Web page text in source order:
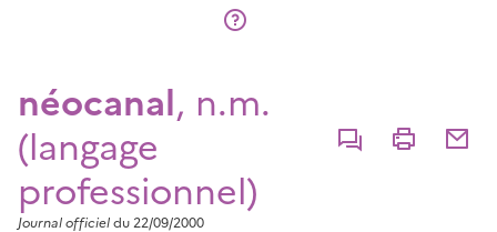
néocanal, n.m.
(langage
professionnel)
CommenterImprimer
Journal officieldu 22/09/2000